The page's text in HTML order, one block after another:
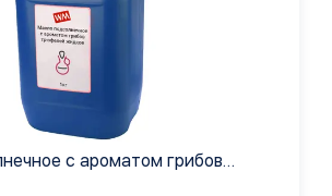
с ароматом грибов